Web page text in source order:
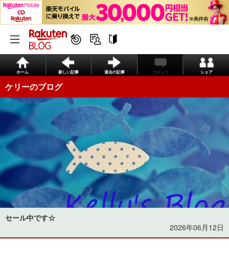
ホーム 新しい記事 過去の記事 コメント シェア
ケリーのブログ
セール中です☆
2026年06月12日